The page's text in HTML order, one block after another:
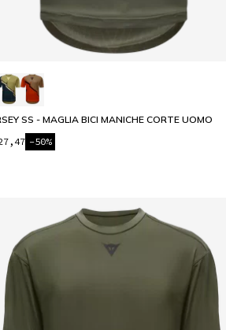
SS - MAGLIA BICI MANICHE CORTE UOMO
-50%